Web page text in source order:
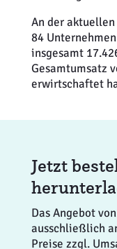
An der
84
insgesamt
Gesamtumsatz
erwirtschaftet
Jetzt
Das Angebot
ausschließlich
Preise zzgl.